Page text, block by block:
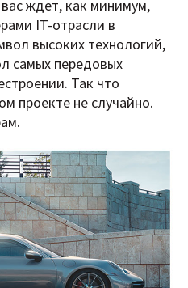
ждет, как минимум,
IT-отрасли в
высоких технологий,
самых передовых
Так что
проекте не случайно.